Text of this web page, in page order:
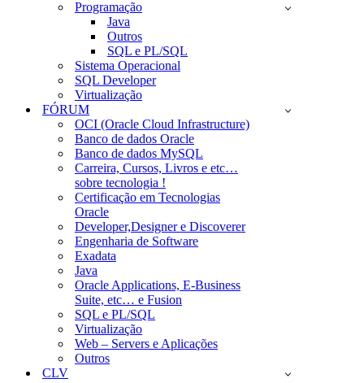
Programação
Java
Outros
SQL e PL/SQL
Sistema Operacional
SQL Developer
Virtualização
FÓRUM
OCI (Oracle Cloud Infrastructure)
Banco de dados Oracle
Banco de dados MySQL
Carreira, Cursos, Livros e etc…
sobre tecnologia !
Certificação em Tecnologias
Oracle
Developer,Designer e Discoverer
Engenharia de Software
Exadata
Java
Oracle Applications, E-Business
Suite, etc… e Fusion
SQL e PL/SQL
Virtualização
Web – Servers e Aplicações
Outros
CLV